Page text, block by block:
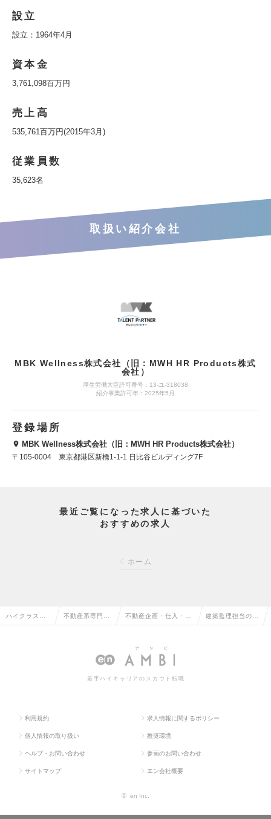
設立
設立：1964年4月
資本金
3,761,098百万円
売上高
535,761百万円(2015年3月)
従業員数
35,623名
取扱い紹介会社
MBK Wellness株式会社（旧：MWH HR Products株式
会社）
厚生労働大臣許可番号：13-ユ-318038
紹介事業許可年：2025年5月
登録場所
MBK Wellness株式会社（旧：MWH HR Products株式会社）
〒105-0004 東京都港区新橋1-1-1 日比谷ビルディング7F
最近ご覧になった求人に基づいた
おすすめの求人
ホーム
ハイクラス求 不動産系専門職 不動産企画・仕入・開 建築監理担当の求
若手ハイキャリアのスカウト転職
利用規約 求人情報に関するポリシー
個人情報の取り扱い 推奨環境
ヘルプ・お問い合わせ 参画のお問い合わせ
サイトマップ エン会社概要
© en Inc.